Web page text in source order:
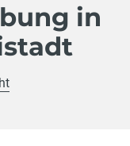
in